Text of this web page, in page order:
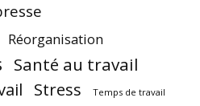
Réorganisation
Santé au travail
Stress Temps de travail